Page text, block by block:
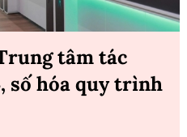
tâm tác
số hóa quy trình